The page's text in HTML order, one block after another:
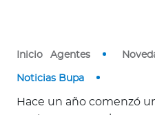
Inicio Agentes
Noticias Bupa
Hace un año comenzó